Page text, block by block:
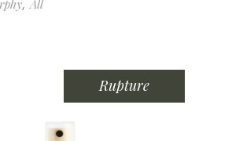
,All
Rupture